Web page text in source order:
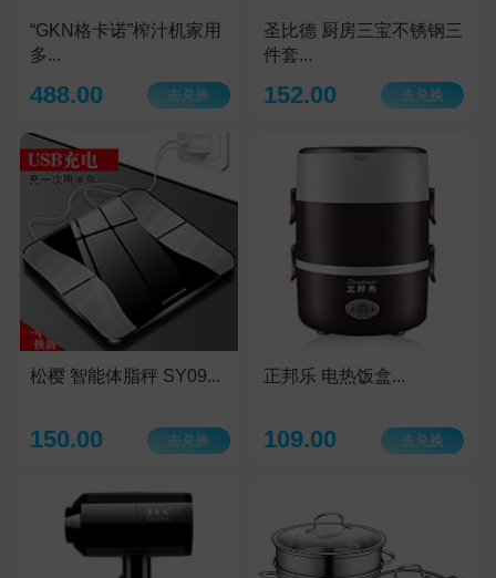
“GKN格卡诺”榨汁机家用
多...
488.00 去兑换
圣比德 厨房三宝不锈钢三
件套...
152.00 去兑换
松樱 智能体脂秤 SY09...
150.00 去兑换
正邦乐 电热饭盒...
109.00 去兑换